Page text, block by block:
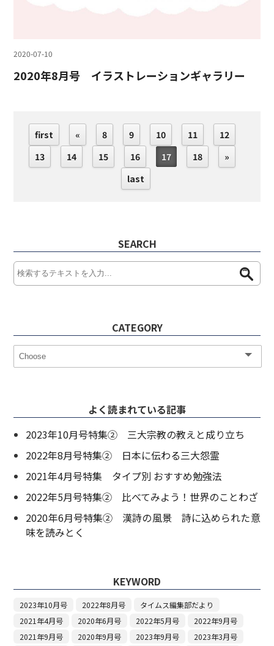
2020-07-10
2020年8月号 イラストレーションギャラリー
first « 8 9 10 11
12
13
14 15 16 17 18
»
last
SEARCH
CATEGORY
よく読まれている記事
2023年10月号特集② 三大宗教の教えと成り立ち
2022年8月号特集② 日本に伝わる三大怨霊
2021年4月号特集 タイプ別 おすすめ勉強法
2022年5月号特集② 比べてみよう！世界のことわざ
2020年6月号特集② 漢詩の風景 詩に込められた意
味を読みとく
KEYWORD
2023年10月号 2022年8月号
タイムス編集部だより
2021年4月号
2020年6月号 2022年5月号
2022年9月号
2021年9月号
2020年9月号 2023年9月号
2023年3月号